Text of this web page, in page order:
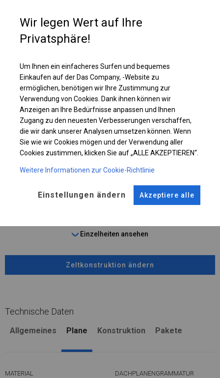
Einzelheiten ansehen
KONSTRUKTION
WINTER
ROHRE
Stahl ca.fi 50 mm
ANSCHLÜSSE
Stahl ca.fi 54 mm
Einzelheiten ansehen
Zeltkonstruktion ändern
Technische Daten
Allgemeines Plane Konstruktion Pakete
MATERIAL DACHPLANENGRAMMATUR
Wir legen Wert auf Ihre
Privatsphäre!
Um Ihnen ein einfacheres Surfen und bequemes
Einkaufen auf der Das Company, -Website zu
ermöglichen, benötigen wir Ihre Zustimmung zur
Verwendung von Cookies. Dank ihnen können wir
Anzeigen an Ihre Bedürfnisse anpassen und Ihnen
Zugang zu den neuesten Verbesserungen verschaffen,
die wir dank unserer Analysen umsetzen können. Wenn
Sie wie wir Cookies mögen und der Verwendung aller
Cookies zustimmen, klicken Sie auf „ALLE AKZEPTIEREN“.
Weitere Informationen zur Cookie-Richtlinie
Einstellungen ändern Akzeptiere alle